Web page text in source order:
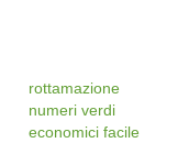
rottamazione
numeri verdi
economici facile